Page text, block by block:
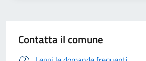
Contatta il comune